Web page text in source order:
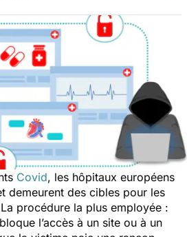
Covid, les hôpitaux européens
demeurent des cibles pour les
procédure la plus employée :
l’accès à un site ou à un